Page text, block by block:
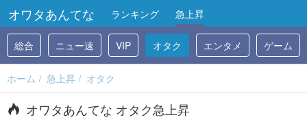
オワタあんてな ランキング 急上昇
総合 ニュー速 VIP オタク エンタメ ゲーム
ホーム 急上昇 オタク
オワタあんてな オタク急上昇